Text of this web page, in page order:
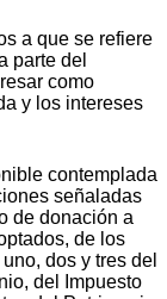
a que se refiere
parte del
como
y los intereses
contemplada
señaladas
de donación a
de los
dos y tres del
del Impuesto